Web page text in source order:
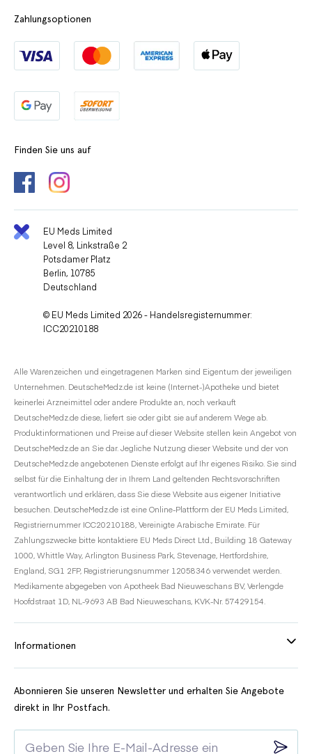
Zahlungsoptionen
Finden Sie uns auf
EU Meds Limited
Level 8, Linkstraße 2
Potsdamer Platz
Berlin, 10785
Deutschland
© EU Meds Limited 2026 - Handelsregisternummer:
ICC20210188
Alle Warenzeichen und eingetragenen Marken sind Eigentum der jeweiligen
Unternehmen. DeutscheMedz.de ist keine (Internet-)Apotheke und bietet
keinerlei Arzneimittel oder andere Produkte an, noch verkauft
DeutscheMedz.de diese, liefert sie oder gibt sie auf anderem Wege ab.
Produktinformationen und Preise auf dieser Website stellen kein Angebot von
DeutscheMedz.de an Sie dar. Jegliche Nutzung dieser Website und der von
DeutscheMedz.de angebotenen Dienste erfolgt auf Ihr eigenes Risiko. Sie sind
selbst für die Einhaltung der in Ihrem Land geltenden Rechtsvorschriften
verantwortlich und erklären, dass Sie diese Website aus eigener Initiative
besuchen. DeutscheMedz.de ist eine Online-Plattform der EU Meds Limited,
Registriernummer ICC20210188, Vereinigte Arabische Emirate. Für
Zahlungszwecke bitte kontaktiere EU Meds Direct Ltd., Building 18 Gateway
1000, Whittle Way, Arlington Business Park, Stevenage, Hertfordshire,
England, SG1 2FP, Registrierungsnummer 12058346 verwendet werden.
Medikamente abgegeben von Apotheek Bad Nieuweschans BV, Verlengde
Hoofdstraat 1D, NL-9693 AB Bad Nieuweschans, KVK-Nr. 57429154.
Informationen
Abonnieren Sie unseren Newsletter und erhalten Sie Angebote
direkt in Ihr Postfach.